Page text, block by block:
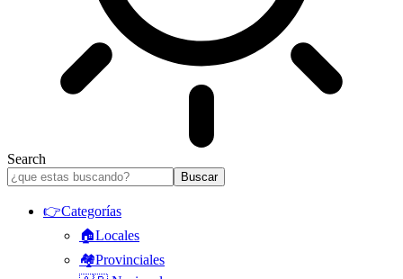
Search
👉Categorías
🏠Locales
🏘️Provinciales